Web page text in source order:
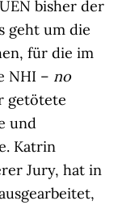
bisher der
geht um die
für die im
NHI – no
getötete
und
Katrin
Jury, hat in